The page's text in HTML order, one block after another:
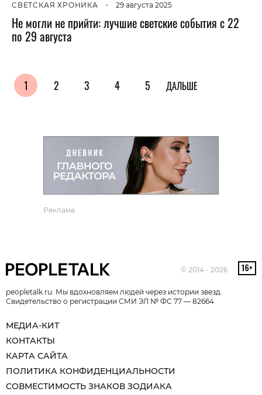
СВЕТСКАЯ ХРОНИКА • 29 августа 2025
Не могли не прийти: лучшие светские события с 22
по 29 августа
1 2 3 4 5 ДАЛЬШЕ
Реклама
© 2014 - 2026
peopletalk.ru. Мы вдохновляем людей через истории звезд.
Свидетельство о регистрации СМИ ЭЛ № ФС 77 — 82664
МЕДИА-КИТ
КОНТАКТЫ
КАРТА САЙТА
ПОЛИТИКА КОНФИДЕНЦИАЛЬНОСТИ
СОВМЕСТИМОСТЬ ЗНАКОВ ЗОДИАКА